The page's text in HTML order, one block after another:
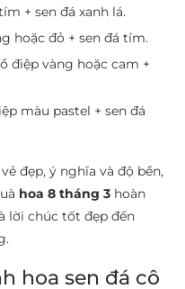
+ sen đá xanh lá.
hoặc đỏ + sen đá tím.
điệp vàng hoặc cam +
màu pastel + sen đá
đẹp, ý nghĩa và độ bền,
hoa 8 tháng 3 hoàn
lời chúc tốt đẹp đến
hoa sen đá cô